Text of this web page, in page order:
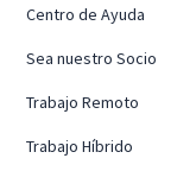
Centro de Ayuda
Sea nuestro Socio
Trabajo Remoto
Trabajo Híbrido